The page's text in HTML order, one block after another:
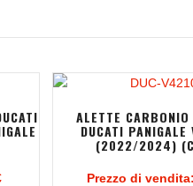
ALETTE
DUCATI
(2022/2024)
Prezzo di